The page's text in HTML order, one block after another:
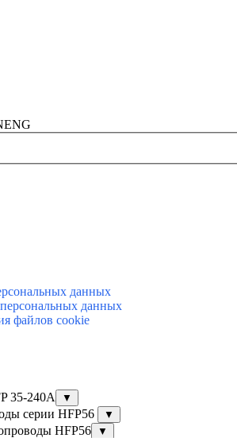
данных
данных
файлов cookie
35-240А ▼
серии HFP56 ▼
HFP56 ▼